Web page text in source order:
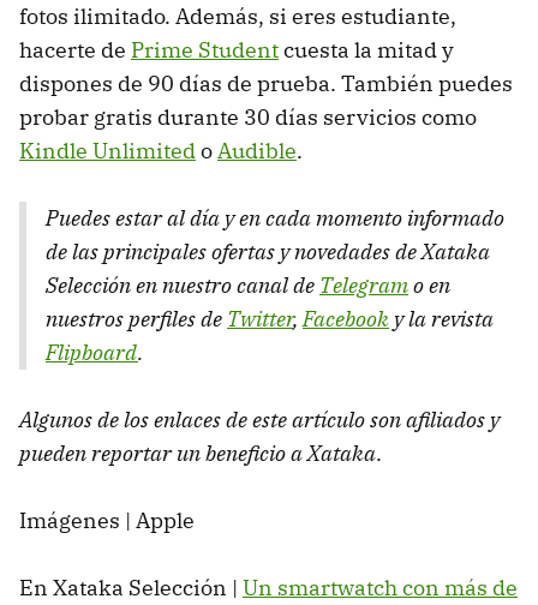
fotos ilimitado. Además, si eres estudiante,
hacerte de Prime Studentcuesta la mitad y
dispones de 90 días de prueba. También puedes
probar gratis durante 30 días servicios como
Kindle UnlimitedoAudible.
Puedes estar al día y en cada momento informado
de las principales ofertas y novedades de Xataka
Selección en nuestro canal de Telegramo en
nuestros perfiles de Twitter,Facebook y la revista
Flipboard.
Algunos de los enlaces de este artículo son afiliados y
pueden reportar un beneficio a Xataka.
Imágenes | Apple
En Xataka Selección | Un smartwatch con más de